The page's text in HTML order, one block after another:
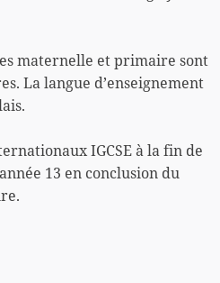
maternelle et primaire sont
La langue d’enseignement
IGCSE à la fin de
13 en conclusion du